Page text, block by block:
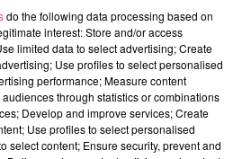
- 18 06 2026
do the following data processing based on
interest: Store and/or access
limited data to select advertising; Create
Use profiles to select personalised
performance; Measure content
through statistics or combinations
Develop and improve services; Create
Use profiles to select personalised
select content; Ensure security, prevent and